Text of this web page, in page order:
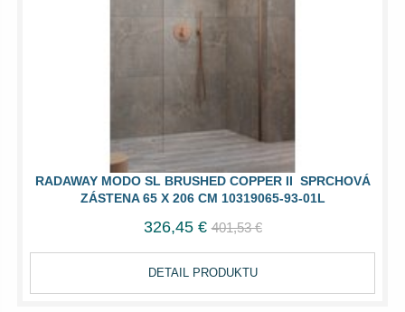
RADAWAY MODO SL BRUSHED COPPER II SPRCHOVÁ
ZÁSTENA 65 X 206 CM 10319065-93-01L
326,45 € 401,53 €
DETAIL PRODUKTU